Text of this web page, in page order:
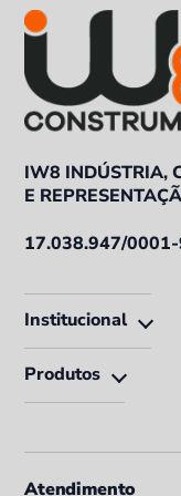
IW8 INDÚSTRIA,
E
17.038.947/
Institucional
Produtos
Atendimento